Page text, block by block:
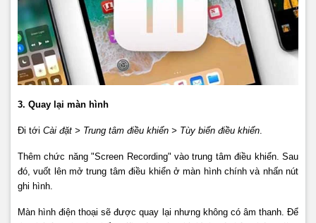
3. Quay lại màn hình
Đi tới Cài đặt > Trung tâm điều khiển > Tùy biến điều khiển.
Thêm chức năng "Screen Recording" vào trung tâm điều khiển. Sau
đó, vuốt lên mở trung tâm điều khiển ở màn hình chính và nhấn nút
ghi hình.
Màn hình điện thoại sẽ được quay lại nhưng không có âm thanh. Để